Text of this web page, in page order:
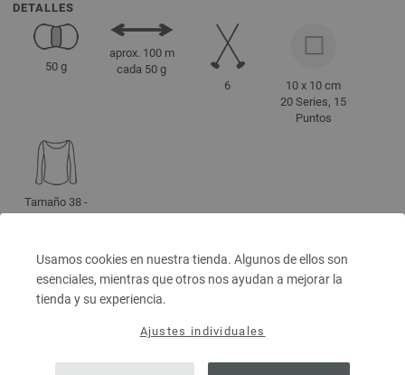
Usamos cookies en nuestra tienda. Algunos de ellos son
esenciales, mientras que otros nos ayudan a mejorar la
tienda y su experiencia.
Ajustes individuales
DETALLES
50 g
aprox. 100 m
cada 50 g
6
10 x 10 cm
20 Series, 15
Puntos
Tamaño 38 -
INDICACIONES DE CUIDADO